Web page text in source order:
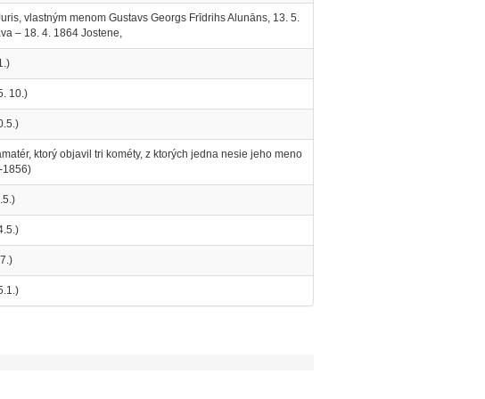
vlastným menom Gustavs Georgs Frīdrihs Alunāns, 13. 5.
– 18. 4. 1864 Jostene,
10.)
ktorý objavil tri kométy, z ktorých jedna nesie jeho meno
1856)